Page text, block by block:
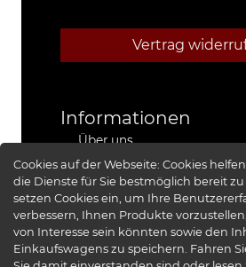
Cookies auf der Webseite:Cookies
die Dienste für Sie bestmöglich bereit zu
setzen Cookies ein, um Ihre
verbessern, Ihnen Produkte
von Interesse sein könnten sowie den
Einkaufswagens zu speichern. Fahren
Vertrag
Informationen
Über uns
Stützpunkthändler
4x4 Kfz-Meister Werkstatt
Presse
Red Baron I
Red Baron II
XRRA